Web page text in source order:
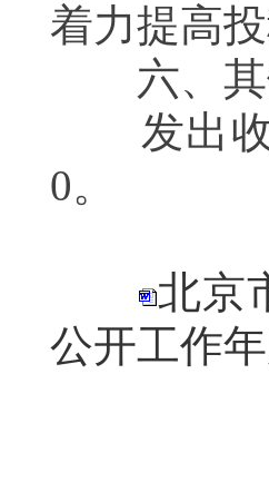
着力提高投
六、其
发出收
0。
北京
公开工作